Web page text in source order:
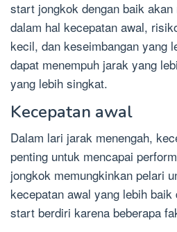
start jongkok dengan baik
dalam hal kecepatan awal,
kecil, dan keseimbangan yang
dapat menempuh jarak yang
yang lebih singkat.
Kecepatan awal
Dalam lari jarak menengah,
penting untuk mencapai
jongkok memungkinkan pelari
kecepatan awal yang lebih baik
start berdiri karena beberapa